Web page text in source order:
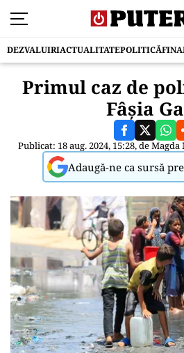
DEZVALUIRIACTUALITATEPOLITICĂ
Primul caz de
Fâșia
Publicat: 18 aug. 2024, 15:28, deMagda
Adaugă-ne ca sursă